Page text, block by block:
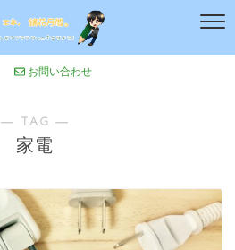
お問い合わせ
― TAG ―
家電